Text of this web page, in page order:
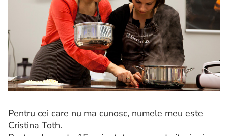
Pentru cei care nu ma cunosc, numele meu este
Cristina Toth.